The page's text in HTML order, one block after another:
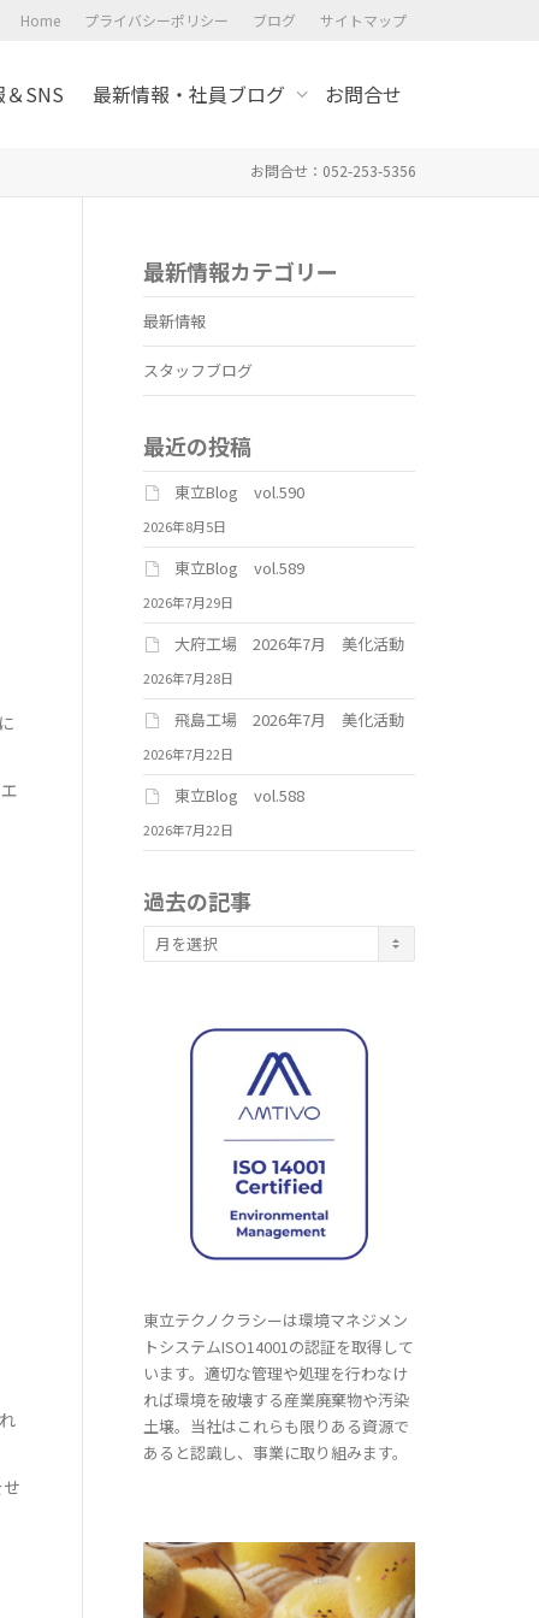
Home プライバシーポリシー ブログ サイトマップ
SNS 最新情報・社員ブログ お問合せ
お問合せ：052-253-5356
最新情報カテゴリー
最新情報
スタッフブログ
最近の投稿
東立Blog vol.590
2026年8月5日
東立Blog vol.589
2026年7月29日
大府工場 2026年7月 美化活動
2026年7月28日
飛島工場 2026年7月 美化活動
2026年7月22日
東立Blog vol.588
2026年7月22日
過去の記事
去
東立テクノクラシーは環境マネジメン
トシステムISO14001の認証を取得して
います。適切な管理や処理を行わなけ
れば環境を破壊する産業廃棄物や汚染
土壌。当社はこれらも限りある資源で
あると認識し、事業に取り組みます。